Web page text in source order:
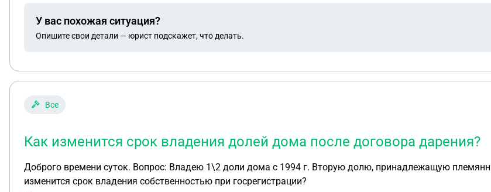
У вас похожая ситуация?
Опишите свои детали — юрист подскажет, что делать.
Все
Как изменится срок владения долей дома после договора дарения?
Доброго времени суток. Вопрос: Владею 1\2 доли дома с 1994 г. Вторую долю, принадлежащую
изменится срок владения собственностью при госрегистрации?